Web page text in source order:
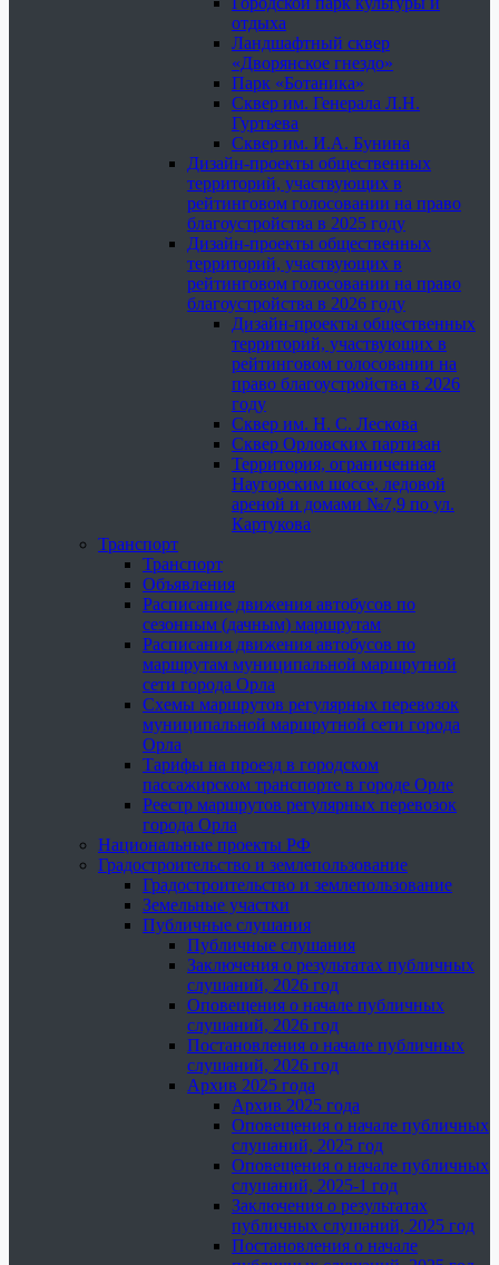
отдыха
Ландшафтный сквер
«Дворянское гнездо»
Парк «Ботаника»
Сквер им. Генерала Л.Н.
Гуртьева
Сквер им. И.А. Бунина
Дизайн-проекты общественных
территорий, участвующих в
рейтинговом голосовании на право
благоустройства в 2025 году
Дизайн-проекты общественных
территорий, участвующих в
рейтинговом голосовании на право
благоустройства в 2026 году
Дизайн-проекты общественных
территорий, участвующих в
рейтинговом голосовании на
право благоустройства в 2026
году
Сквер им. Н. С. Лескова
Сквер Орловских партизан
Территория, ограниченная
Наугорским шоссе, ледовой
ареной и домами №7,9 по ул.
Картукова
Транспорт
Транспорт
Объявления
Расписание движения автобусов по
сезонным (дачным) маршрутам
Расписания движения автобусов по
маршрутам муниципальной маршрутной
сети города Орла
Схемы маршрутов регулярных перевозок
муниципальной маршрутной сети города
Орла
Тарифы на проезд в городском
пассажирском транспорте в городе Орле
Реестр маршрутов регулярных перевозок
города Орла
Национальные проекты РФ
Градостроительство и землепользование
Градостроительство и землепользование
Земельные участки
Публичные слушания
Публичные слушания
Заключения о результатах публичных
слушаний, 2026 год
Оповещения о начале публичных
слушаний, 2026 год
Постановления о начале публичных
слушаний, 2026 год
Архив 2025 года
Архив 2025 года
Оповещения о начале публичных
слушаний, 2025 год
Оповещения о начале публичных
слушаний, 2025-1 год
Заключения о результатах
публичных слушаний, 2025 год
Постановления о начале